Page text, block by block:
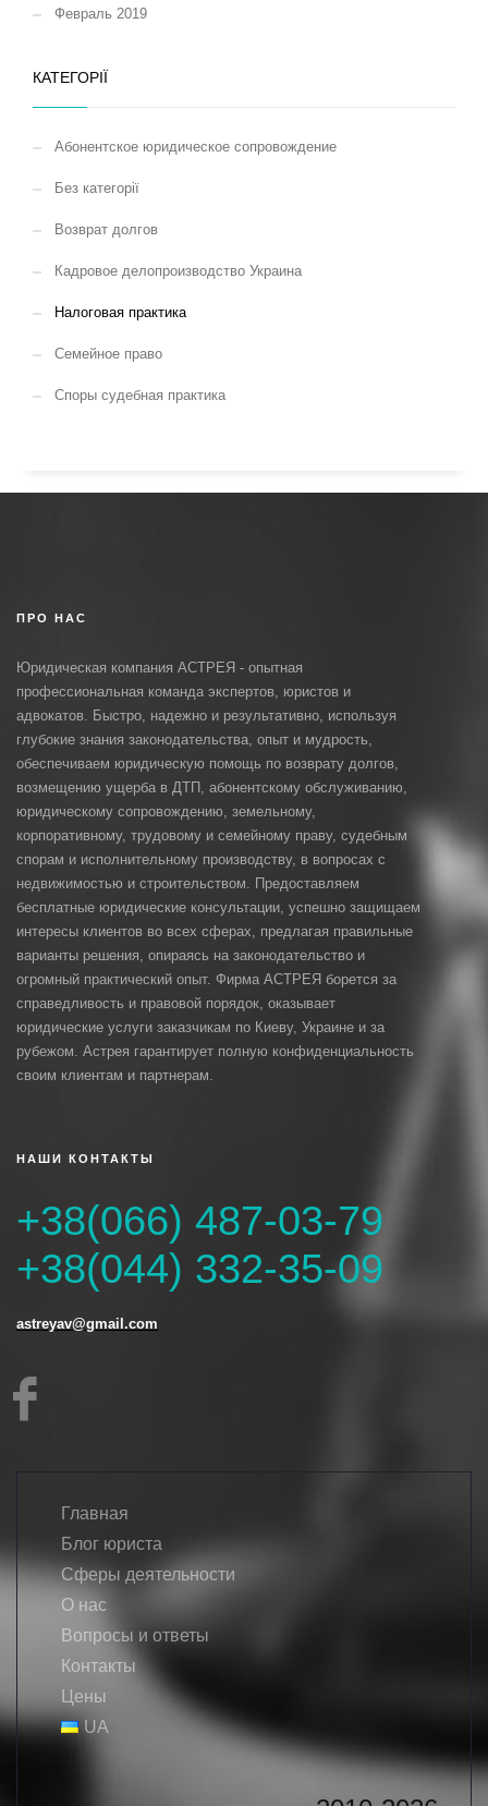
Февраль 2019
КАТЕГОРІЇ
Абонентское юридическое сопровождение
Без категорії
Возврат долгов
Кадровое делопроизводство Украина
Налоговая практика
Семейное право
Споры судебная практика
ПРО НАС
Юридическая компания АСТРЕЯ - опытная
профессиональная команда экспертов, юристов и
адвокатов. Быстро, надежно и результативно, используя
глубокие знания законодательства, опыт и мудрость,
обеспечиваем юридическую помощь по возврату долгов,
возмещению ущерба в ДТП, абонентскому обслуживанию,
юридическому сопровождению, земельному,
корпоративному, трудовому и семейному праву, судебным
спорам и исполнительному производству, в вопросах с
недвижимостью и строительством. Предоставляем
бесплатные юридические консультации, успешно защищаем
интересы клиентов во всех сферах, предлагая правильные
варианты решения, опираясь на законодательство и
огромный практический опыт. Фирма АСТРЕЯ борется за
справедливость и правовой порядок, оказывает
юридические услуги заказчикам по Киеву, Украине и за
рубежом. Астрея гарантирует полную конфиденциальность
своим клиентам и партнерам.
НАШИ КОНТАКТЫ
+38(066) 487-03-79
+38(044) 332-35-09
astreyav@gmail.com
Главная
Блог юриста
Сферы деятельности
О нас
Вопросы и ответы
Контакты
Цены
UA